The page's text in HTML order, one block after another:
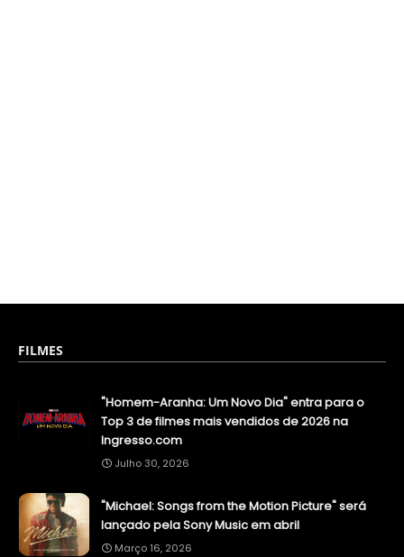
FILMES
"Homem-Aranha: Um Novo Dia" entra para o
Top 3 de filmes mais vendidos de 2026 na
Ingresso.com
Julho 30, 2026
"Michael: Songs from the Motion Picture" será
lançado pela Sony Music em abril
Março 16, 2026